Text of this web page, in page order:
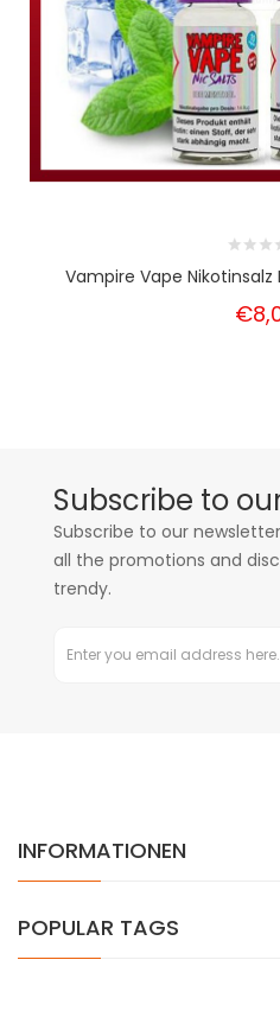
Vampire Vape Nikotinsalz
Subscribe to
Subscribe to our
all the promotions and
trendy.
INFORMATIONEN
POPULAR TAGS